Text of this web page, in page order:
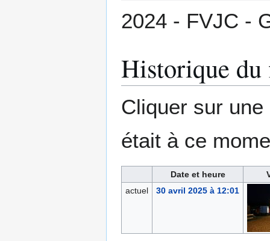
2024 - FVJC -
Historique
Cliquer sur
était à ce
Date et heure
actuel
30 avril 2025 à 12:01